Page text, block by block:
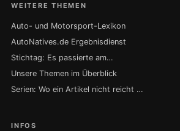
WEITERE THEMEN
Auto- und Motorsport-Lexikon
AutoNatives.de Ergebnisdienst
Stichtag: Es passierte am…
Unsere Themen im Überblick
Serien: Wo ein Artikel nicht reicht …
INFOS